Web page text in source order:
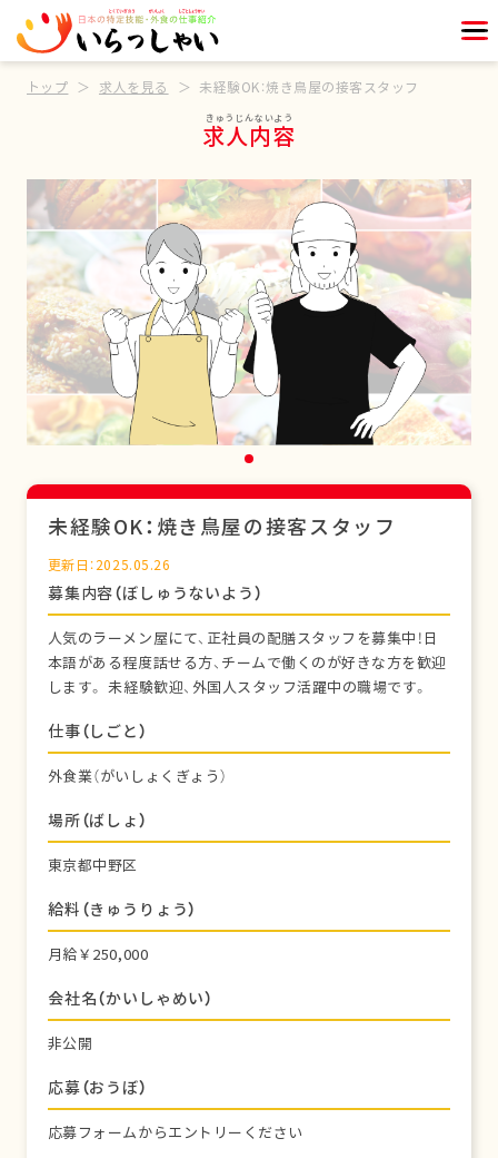
トップ 求人を見る 未経験OK：焼き鳥屋の接客スタッフ
求人内容
未経験OK：焼き鳥屋の接客スタッフ
更新日：2025.05.26
募集内容（ぼしゅうないよう）
人気のラーメン屋にて、正社員の配膳スタッフを募集中！日
本語がある程度話せる方、チームで働くのが好きな方を歓迎
します。 未経験歓迎、外国人スタッフ活躍中の職場です。
仕事（しごと）
外食業（がいしょくぎょう）
場所（ばしょ）
東京都中野区
給料（きゅうりょう）
月給￥250,000
会社名（かいしゃめい）
非公開
応募（おうぼ）
応募フォームからエントリーください